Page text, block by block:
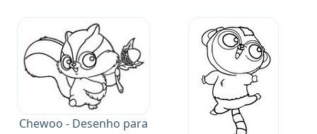
Chewoo - Desenho para